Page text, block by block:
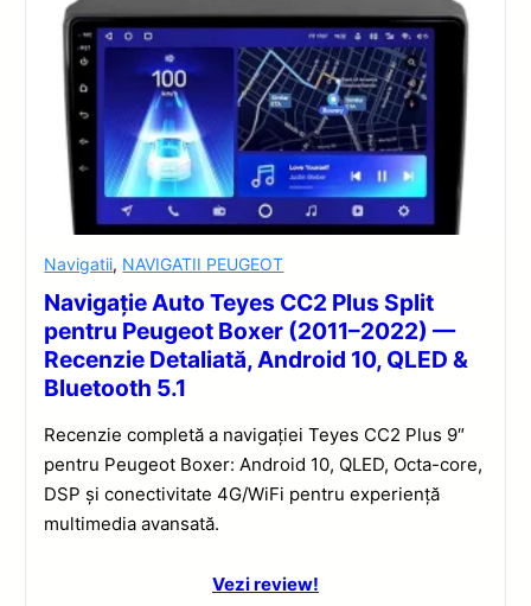
Navigatii, NAVIGATII PEUGEOT
Navigație Auto Teyes CC2 Plus Split
pentru Peugeot Boxer (2011–2022) —
Recenzie Detaliată, Android 10, QLED &
Bluetooth 5.1
Recenzie completă a navigației Teyes CC2 Plus 9″
pentru Peugeot Boxer: Android 10, QLED, Octa-core,
DSP și conectivitate 4G/WiFi pentru experiență
multimedia avansată.
Vezi review!